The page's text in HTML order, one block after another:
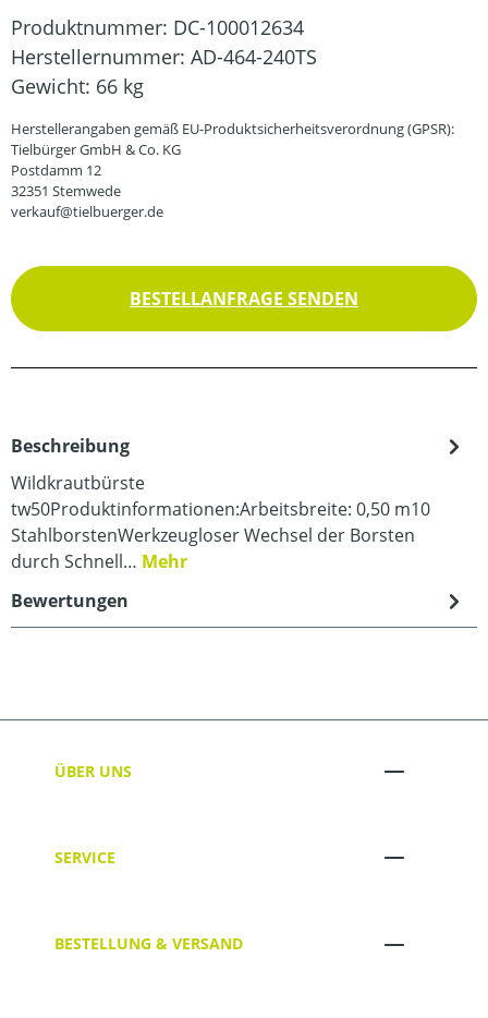
Produktnummer: DC-100012634
Herstellernummer: AD-464-240TS
Gewicht: 66 kg
Herstellerangaben gemäß EU-Produktsicherheitsverordnung (GPSR):
Tielbürger GmbH & Co. KG
Postdamm 12
32351 Stemwede
verkauf@tielbuerger.de
BESTELLANFRAGE SENDEN
Beschreibung
Wildkrautbürste
tw50Produktinformationen:Arbeitsbreite: 0,50 m10
StahlborstenWerkzeugloser Wechsel der Borsten
durch Schnell… Mehr
Bewertungen
ÜBER UNS
SERVICE
BESTELLUNG & VERSAND